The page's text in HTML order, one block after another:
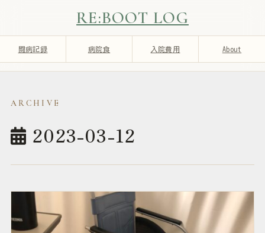
RE:BOOT LOG
闘病記録 病院食 入院費用 About
2023-03-12